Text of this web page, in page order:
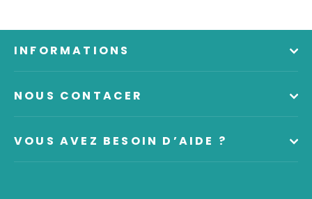
INFORMATIONS
NOUS CONTACER
VOUS AVEZ BESOIN D’AIDE ?